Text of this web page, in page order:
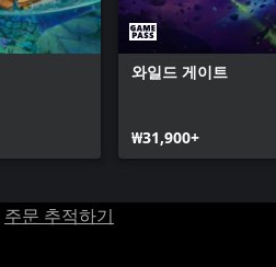
와일드 게이트
₩31,900+
주문 추적하기